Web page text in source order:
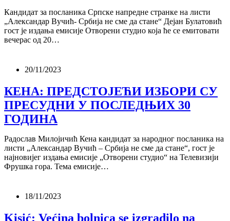
Кандидат за посланика Српске напредне странке на листи
„Александар Вучић- Србија не сме да стане“ Дејан Булатовић
гост је издања емисије Отворени студио која ће се емитовати
вечерас од 20…
20/11/2023
КЕНА: ПРЕДСТОЈЕЋИ ИЗБОРИ СУ
ПРЕСУДНИ У ПОСЛЕДЊИХ 30
ГОДИНА
Радослав Милојичић Кена кандидат за народног посланика на
листи „Александар Вучић – Србија не сме да стане“, гост је
најновијег издања емисије „Отворени студио“ на Телевизији
Фрушка гора. Тема емисије…
18/11/2023
Kisić: Većina bolnica se izgradilo na